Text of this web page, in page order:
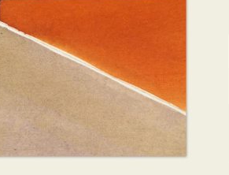
& PRESENTER
Befrielsen
bort klimatkompensation